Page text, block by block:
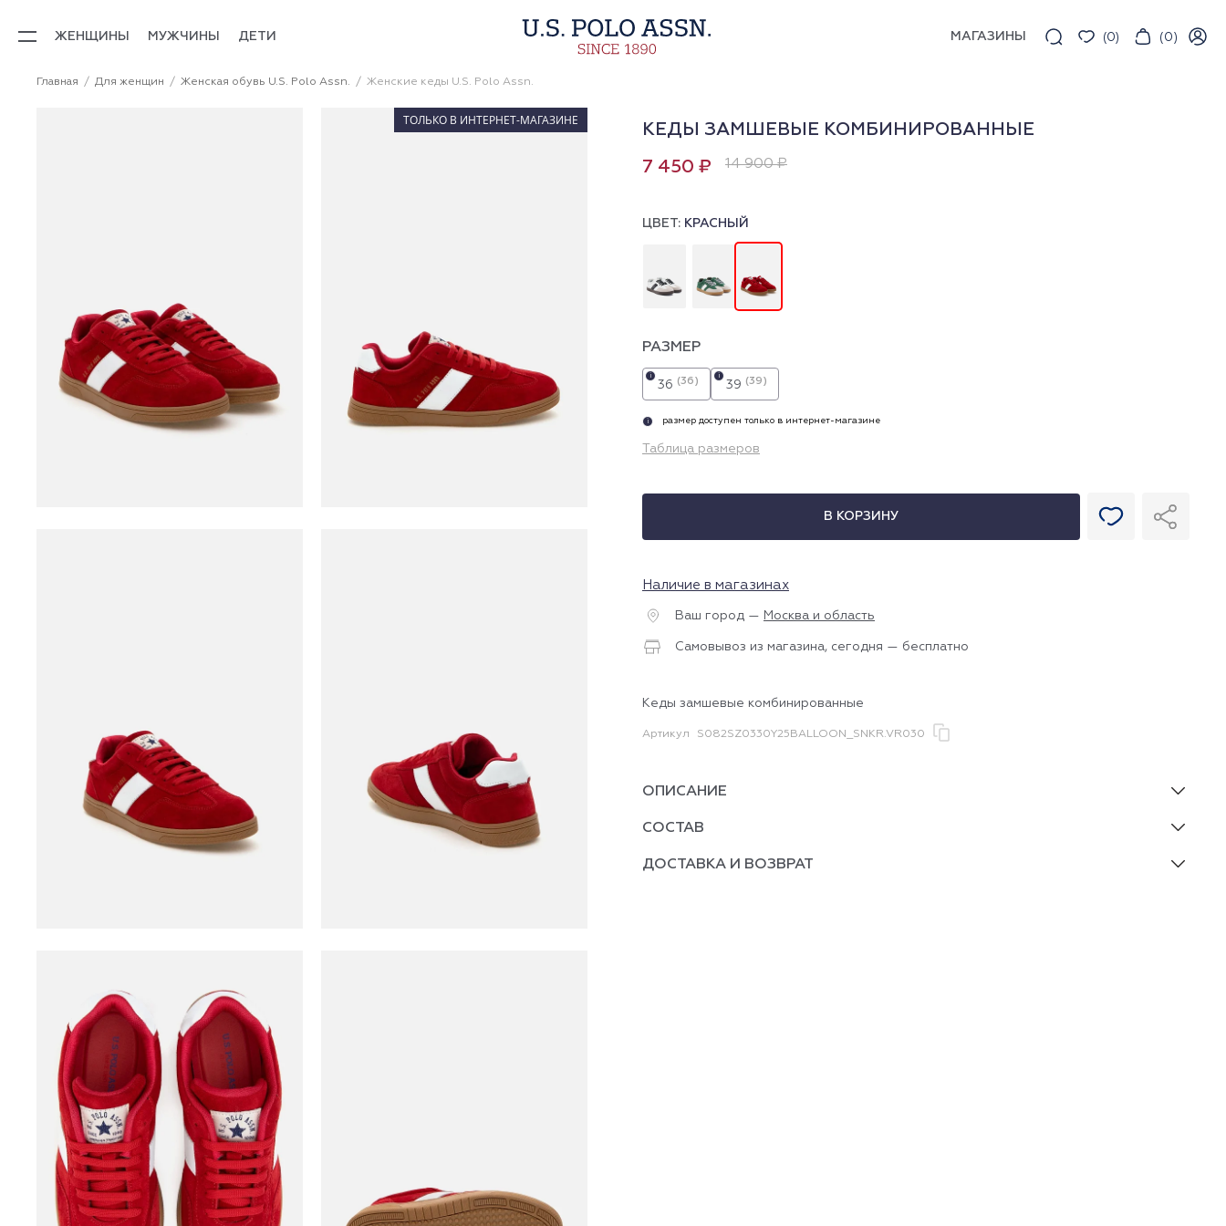
ЖЕНЩИНЫ МУЖЧИНЫ ДЕТИ МАГАЗИНЫ (0) (0)
Главная Для женщин Женская обувь U.S. Polo Assn. Женские кеды U.S. Polo Assn.
ТОЛЬКО В ИНТЕРНЕТ-МАГАЗИНЕ
КЕДЫ ЗАМШЕВЫЕ КОМБИНИРОВАННЫЕ
7 450 ₽ 14 900 ₽
ЦВЕТ: КРАСНЫЙ
РАЗМЕР
36 (36)
i
39 (39)
i
i размер доступен только в интернет-магазине
Таблица размеров
В КОРЗИНУ
Наличие в магазинах
Ваш город — Москва и область
Самовывоз из магазина, сегодня — бесплатно
Кеды замшевые комбинированные
Артикул S082SZ0330Y25BALLOON_SNKR.VR030
ОПИСАНИЕ
СОСТАВ
ДОСТАВКА И ВОЗВРАТ